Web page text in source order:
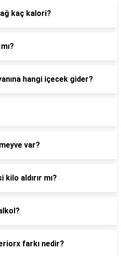
kaç kalori?
hangi içecek gider?
var?
aldırır mı?
farkı nedir?